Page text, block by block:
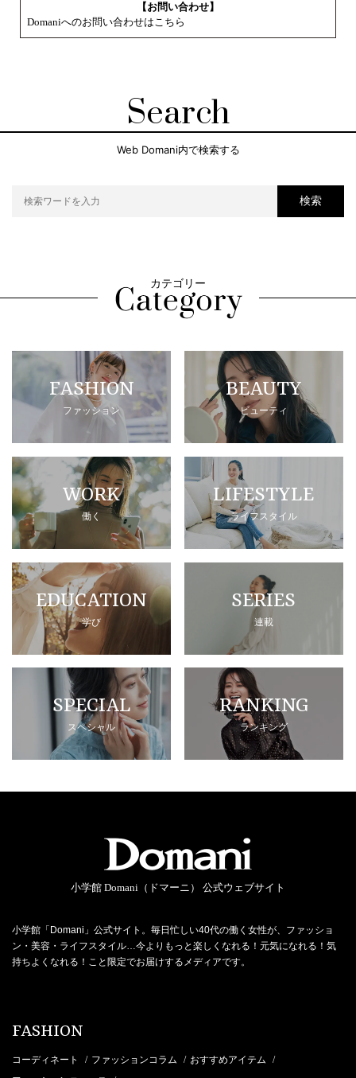
【お問い合わせ】
Domaniへのお問い合わせはこちら
Search
Web Domani内で検索する
検索
カテゴリー
FASHION
ファッション
BEAUTY
ビューティ
WORK
働く
LIFESTYLE
ライフスタイル
EDUCATION
学び
SERIES
連載
SPECIAL
スペシャル
RANKING
ランキング
小学館 Domani（ドマーニ） 公式ウェブサイト
小学館「Domani」公式サイト。毎日忙しい40代の働く女性が、ファッショ
ン・美容・ライフスタイル…今よりもっと楽しくなれる！元気になれる！気
持ちよくなれる！こと限定でお届けするメディアです。
FASHION
コーディネート / ファッションコラム / おすすめアイテム /